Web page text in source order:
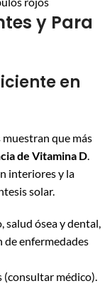
y Para
en
que más
de Vitamina D
interiores y la
solar.
ósea y dental,
de enfermedades
médico).